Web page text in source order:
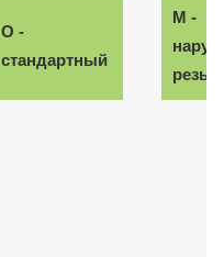
O -
стандартный
M -